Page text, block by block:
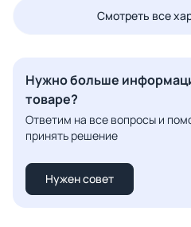
Смотреть все
Нужно больше
товаре?
Ответим на все вопросы и
принять решение
Нужен совет